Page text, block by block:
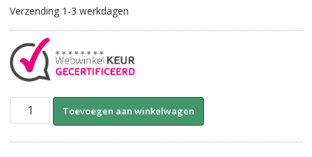
Verzending 1-3 werkdagen
Varen
Hanger/
Toevoegen aan winkelwagen